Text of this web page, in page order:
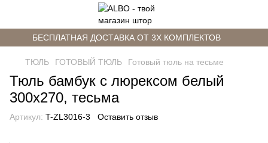
БЕСПЛАТНАЯ ДОСТАВКА ОТ 3Х КОМПЛЕКТОВ
ТЮЛЬ ГОТОВЫЙ ТЮЛЬ Готовый тюль на тесьме
Тюль бамбук с люрексом белый
300х270, тесьма
Артикул: T-ZL3016-3 Оставить отзыв